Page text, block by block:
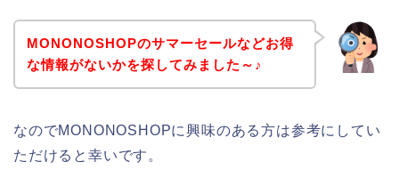
MONONOSHOPのサマーセールなどお得
な情報がないかを探してみました～♪
なのでMONONOSHOPに興味のある方は参考にしてい
ただけると幸いです。